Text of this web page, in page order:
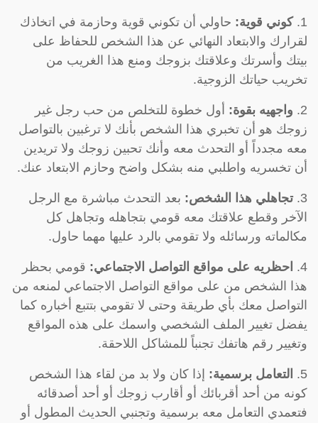
1. كوني قوية: حاولي أن تكوني قوية وحازمة في اتخاذك
لقرارك والابتعاد النهائي عن هذا الشخص للحفاظ على
بيتك وأسرتك وعلاقتك بزوجك ومنع هذا الغريب من
تخريب حياتك الزوجية.
2. واجهيه بقوة: أول خطوة للتخلص من حب رجل غير
زوجك هو أن تخبري هذا الشخص بأنك لا ترغبين بالتواصل
معه مجدداً أو التحدث معه وأنك تحبين زوجك ولا تريدين
أن تخسريه واطلبي منه بشكل واضح وحازم الابتعاد عنك.
3. تجاهلي هذا الشخص: بعد التحدث مباشرة مع الرجل
الآخر وقطع علاقتك معه قومي بتجاهله وتجاهل كل
مكالماته ورسائله ولا تقومي بالرد عليها مهما حاول.
4. احظريه على مواقع التواصل الاجتماعي: قومي بحظر
هذا الشخص من على مواقع التواصل الاجتماعي لمنعه من
التواصل معك بأي طريقة وحتى لا تقومي بتتبع أخباره كما
يفضل تغيير الملف الشخصي واسمك على هذه المواقع
وتغيير رقم هاتفك تجنباً للمشاكل اللاحقة.
5. التعامل برسمية: إذا كان ولا بد من لقاء هذا الشخص
كونه من أحد أقربائك أو أقارب زوجك أو أحد أصدقائه
فتعمدي التعامل معه برسمية وتجنبي الحديث المطول أو